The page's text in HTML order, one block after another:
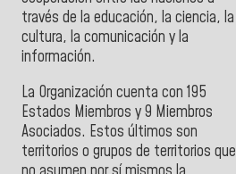
través de la educación, la ciencia, la
cultura, la comunicación y la
información.
La Organización cuenta con 195
Estados Miembros y 9 Miembros
Asociados. Estos últimos son
territorios o grupos de territorios que